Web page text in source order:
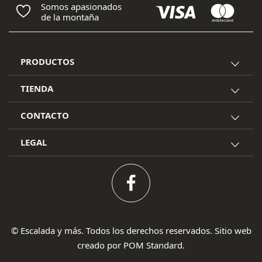
Somos apasionados
de la montaña
PRODUCTOS
TIENDA
CONTACTO
LEGAL
© Escalada y más. Todos los derechos reservados. Sitio web
creado por POM Standard.